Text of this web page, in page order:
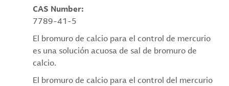
CAS Number:
7789-41-5
El bromuro de calcio para el control de mercurio
es una solución acuosa de sal de bromuro de
calcio.
El bromuro de calcio para el control del mercurio